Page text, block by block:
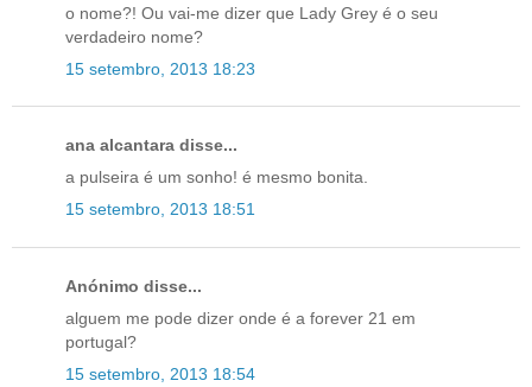
o nome?! Ou vai-me dizer que Lady Grey é o seu
verdadeiro nome?
15 setembro, 2013 18:23
ana alcantara disse...
a pulseira é um sonho! é mesmo bonita.
15 setembro, 2013 18:51
Anónimo disse...
alguem me pode dizer onde é a forever 21 em
portugal?
15 setembro, 2013 18:54